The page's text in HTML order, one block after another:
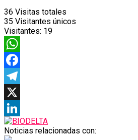
36 Visitas totales
35 Visitantes únicos
Visitantes: 19
WhatsApp
Facebook
Telegram
X
LinkedIn
Noticias relacionadas con: